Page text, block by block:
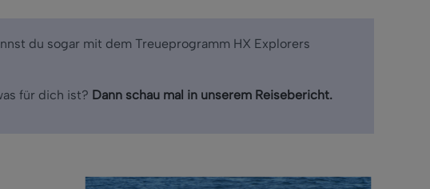
du sogar mit dem Treueprogramm HX Explorers
für dich ist? Dann schau mal in unserem Reisebericht.